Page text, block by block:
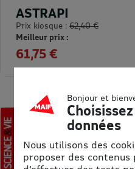
ASTRAPI
Prix kiosque : 62,40 €
Meilleur prix :
61,75 €
Bonjour et
données
Nous utilisons des
proposer des contenus